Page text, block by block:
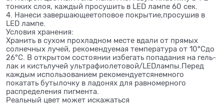
тонких слоя, каждый просушить в LED лампе 60 сек.
4. Нанеси завершающеетоповое покрытие,просушив в
LED лампе.
Условия хранения:
Хранить в сухом прохладном месте вдали от прямых
солнечных лучей, рекомендуемая температура от 10°Сдо
26°С. В открытом состоянии избегать попадания на гель-
лак и кистьлучей ультрафиолетовой/LEDлампы.Перед
каждым использованием рекомендуетсянемного
покатать бутылочку в ладонях для равномерного
распределения пигмента.
Реальный цвет может искажаться